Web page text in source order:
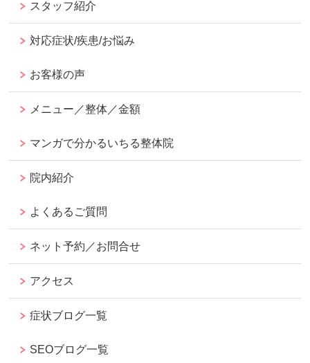
スタッフ紹介
対応症状/疾患/お悩み
お客様の声
メニュー／整体／金額
マンガで分かるいちる整体院
院内紹介
よくあるご質問
ネット予約／お問合せ
アクセス
症状ブログ一覧
SEOブログ一覧